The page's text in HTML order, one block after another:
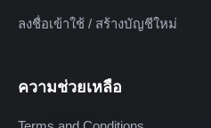
ลงชื่อเข้าใช้ / สร้างบัญชีใหม่
ความช่วยเหลือ